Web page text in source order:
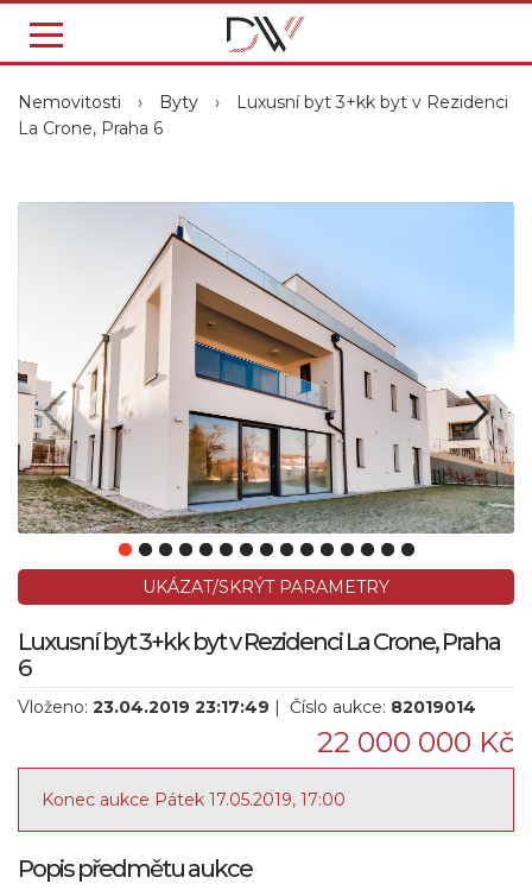
Nemovitosti › Byty ›
Luxusní byt 3+kk byt v Rezidenci
La Crone, Praha 6
UKÁZAT/SKRÝT PARAMETRY
Luxusní byt 3+kk byt v Rezidenci La Crone, Praha
6
Vloženo: 23.04.2019 23:17:49 | Číslo aukce: 82019014
22 000 000 Kč
Konec aukce Pátek 17.05.2019, 17:00
Popis předmětu aukce